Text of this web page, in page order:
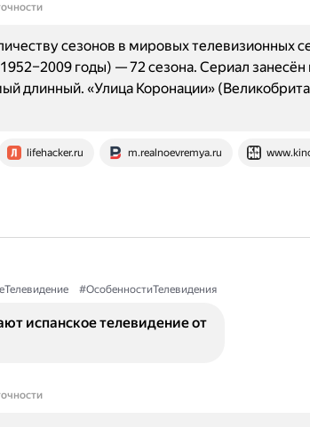
lifehacker.ru m.realnoevremya.ru
сезонов в мировых телевизионных
годы) — 72 сезона. Сериал занесён
длинный. «Улица Коронации»
#ОсобенностиТелевидения
испанское телевидение от